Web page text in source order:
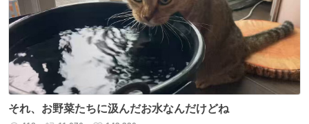
それ、お野菜たちに汲んだお水なんだけどね